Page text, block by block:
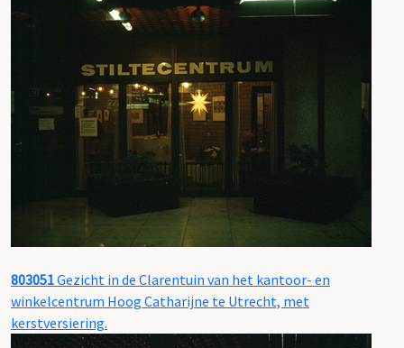
803051Gezicht in de Clarentuin van het kantoor- en
winkelcentrum Hoog Catharijne te Utrecht, met
kerstversiering.